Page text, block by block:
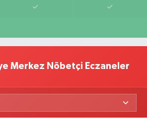
Merkez Nöbetçi Eczaneler